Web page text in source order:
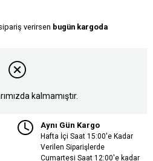
verirsen bugün kargoda
kalmamıştır.
Aynı Gün Kargo
Hafta İçi Saat 15:00'e Kadar
Verilen Siparişlerde
Cumartesi Saat 12:00'e kadar